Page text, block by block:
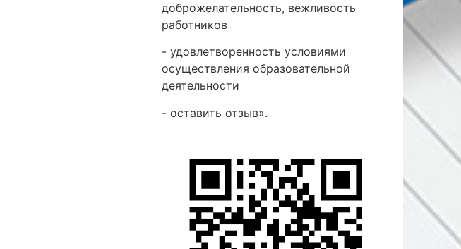
доброжелательность, вежливость
работников
- удовлетворенность условиями
осуществления образовательной
деятельности
- оставить отзыв».